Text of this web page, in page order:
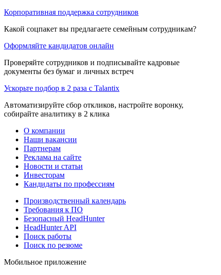
Корпоративная поддержка сотрудников
Какой соцпакет вы предлагаете семейным сотрудникам?
Оформляйте кандидатов онлайн
Проверяйте сотрудников и подписывайте кадровые
документы без бумаг и личных встреч
Ускорьте подбор в 2 раза с Talantix
Автоматизируйте сбор откликов, настройте воронку,
собирайте аналитику в 2 клика
О компании
Наши вакансии
Партнерам
Реклама на сайте
Новости и статьи
Инвесторам
Кандидаты по профессиям
Производственный календарь
Требования к ПО
Безопасный HeadHunter
HeadHunter API
Поиск работы
Поиск по резюме
Мобильное приложение